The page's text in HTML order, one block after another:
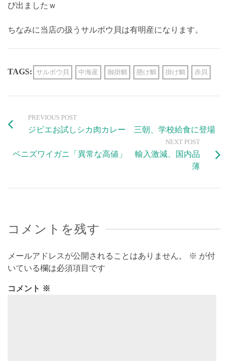
び出ましたｗ
ちなみに当店の扱うサルボウ貝は有明産になります。
TAGS: サルボウ貝 中海産 御掛鯛 懸け鯛 掛け鯛 赤貝
PREVIOUS POST
ジビエお試しシカ肉カレー 三朝、学校給食に登場
NEXT POST
ベニズワイガニ「異常な高値」 輸入激減、国内品
薄
コメントを残す
メールアドレスが公開されることはありません。 ※ が付
いている欄は必須項目です
コメント ※